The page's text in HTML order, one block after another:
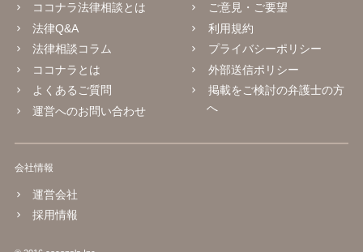
ココナラ法律相談とは
法律Q&A
法律相談コラム
ココナラとは
よくあるご質問
運営へのお問い合わせ
ご意見・ご要望
利用規約
プライバシーポリシー
外部送信ポリシー
掲載をご検討の弁護士の方
へ
会社情報
運営会社
採用情報